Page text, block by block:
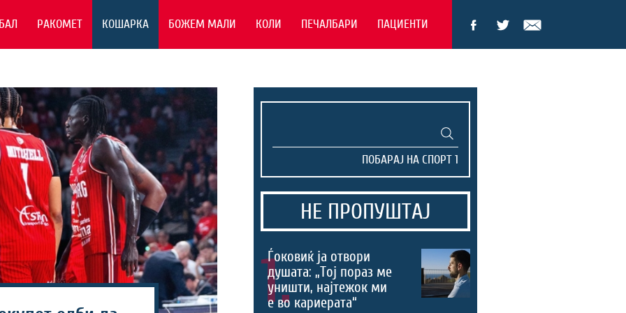
РАКОМЕТ КОШАРКА БОЖЕМ МАЛИ КОЛИ ПЕЧАЛБАРИ ПАЦИЕНТИ
НЕ ПРОПУШТАЈ
1.
Ѓоковиќ ја отвори
душата: „Тој пораз ме
уништи, најтежок ми
е во кариерата“